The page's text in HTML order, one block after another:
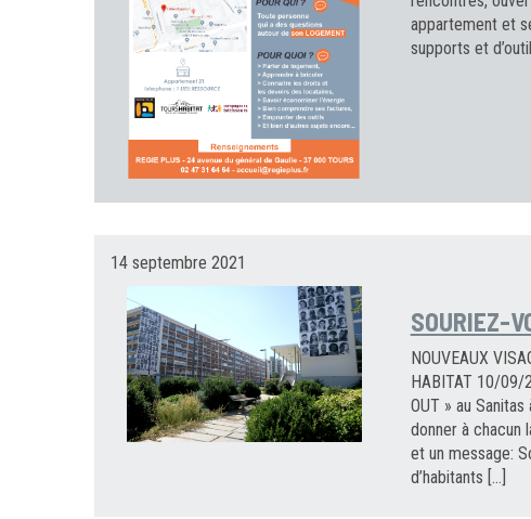
appartement et
supports et
14 septembre 2021
SOURIEZ-
NOUVEAUX
HABITAT 10/09/
OUT » au
donner à chacun
et un message:
d’habitants […]